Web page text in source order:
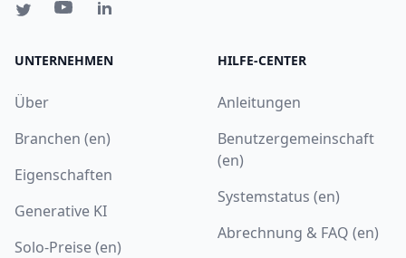
UNTERNEHMEN
Über
Branchen (en)
Eigenschaften
Generative KI
Solo-Preise (en)
HILFE-CENTER
Anleitungen
Benutzergemeinschaft
(en)
Systemstatus (en)
Abrechnung & FAQ (en)